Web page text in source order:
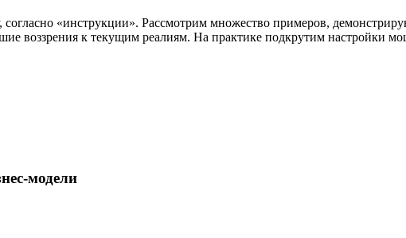
«инструкции». Рассмотрим множество примеров,
воззрения к текущим реалиям. На практике подкрутим настройки
модели